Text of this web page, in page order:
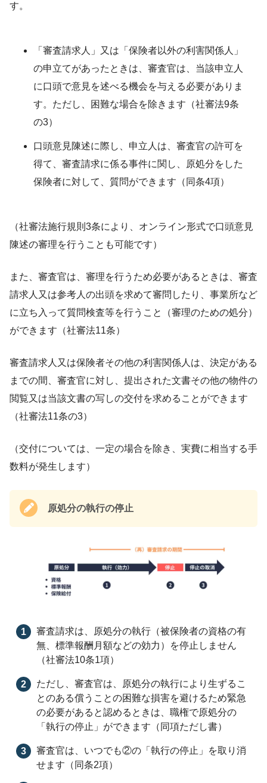
す。
「審査請求人」又は「保険者以外の利害関係人」
の申立てがあったときは、審査官は、当該申立人
に口頭で意見を述べる機会を与える必要がありま
す。ただし、困難な場合を除きます（社審法9条
の3）
口頭意見陳述に際し、申立人は、審査官の許可を
得て、審査請求に係る事件に関し、原処分をした
保険者に対して、質問ができます（同条4項）
（社審法施行規則3条により、オンライン形式で口頭意見
陳述の審理を行うことも可能です）
また、審査官は、審理を行うため必要があるときは、審査
請求人又は参考人の出頭を求めて審問したり、事業所など
に立ち入って質問検査等を行うこと（審理のための処分）
ができます（社審法11条）
審査請求人又は保険者その他の利害関係人は、決定がある
までの間、審査官に対し、提出された文書その他の物件の
閲覧又は当該文書の写しの交付を求めることができます
（社審法11条の3）
（交付については、一定の場合を除き、実費に相当する手
数料が発生します）
原処分の執行の停止
審査請求は、原処分の執行（被保険者の資格の有
無、標準報酬月額などの効力）を停止しません
（社審法10条1項）
ただし、審査官は、原処分の執行により生ずるこ
とのある償うことの困難な損害を避けるため緊急
の必要があると認めるときは、職権で原処分の
「執行の停止」ができます（同項ただし書）
審査官は、いつでも②の「執行の停止」を取り消
せます（同条2項）